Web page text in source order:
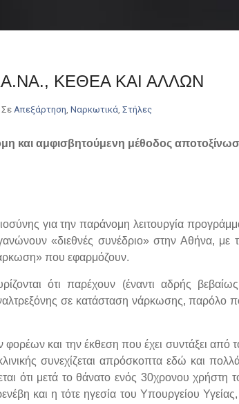
ΚΕΘΕΑ ΚΑΙ ΑΛΛΩΝ
Σε Απεξάρτηση, Ναρκωτικά, Στήλες
και αμφισβητούμενη μέθοδος
για την παράνομη λειτουργία
«διεθνές συνέδριο» στην Αθήνα,
που εφαρμόζουν.
ότι παρέχουν (έναντι αδρής
σε κατάσταση νάρκωσης, παρόλο
φορέων και την έκθεση που έχει συντάξει
συνεχίζεται απρόσκοπτα εδώ και
ότι μετά το θάνατο ενός 30χρονου χρήστη
και η τότε ηγεσία του Υπουργείου